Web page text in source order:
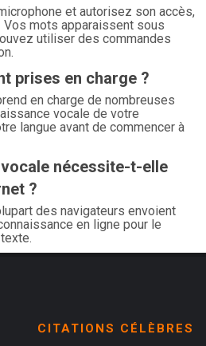
et autorisez son accès,
Vos mots apparaissent sous
utiliser des commandes
prises en charge ?
en charge de nombreuses
vocale de votre
langue avant de commencer à
nécessite-t-elle
?
des navigateurs envoient
en ligne pour le
CITATIONS CÉLÈBRES